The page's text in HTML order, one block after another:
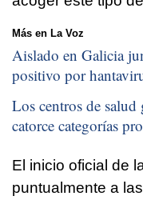
Más en La Voz
Aislado en Galicia
positivo por
Los centros de salud
catorce categorías
El inicio oficial de
puntualmente a